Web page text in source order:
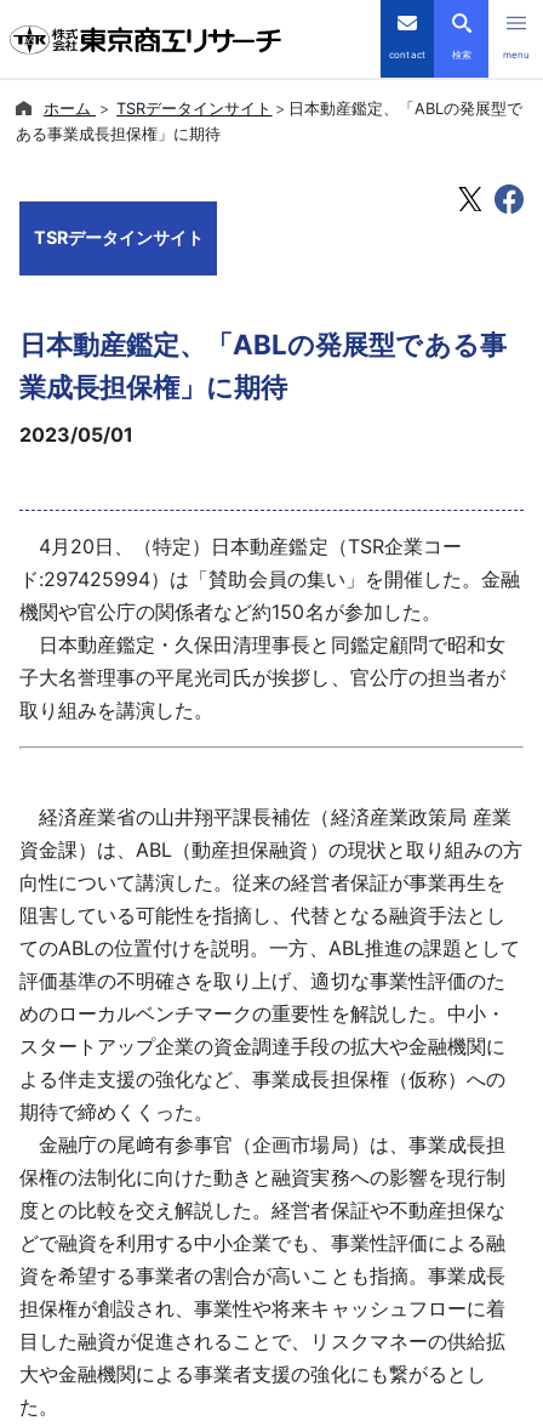
contact 検索 menu
倒産・注目企業情報
会社案内
導入事例
採用情報
よくあるご質問
ホーム TSRデータインサイト
日本動産鑑定、「ABLの発展型で
ある事業成長担保権」に期待
TSRデータインサイト
日本動産鑑定、「ABLの発展型である事
業成長担保権」に期待
2023/05/01
4月20日、（特定）日本動産鑑定（TSR企業コー
ド:297425994）は「賛助会員の集い」を開催した。金融
機関や官公庁の関係者など約150名が参加した。
日本動産鑑定・久保田清理事長と同鑑定顧問で昭和女
子大名誉理事の平尾光司氏が挨拶し、官公庁の担当者が
取り組みを講演した。
経済産業省の山井翔平課長補佐（経済産業政策局 産業
資金課）は、ABL（動産担保融資）の現状と取り組みの方
向性について講演した。従来の経営者保証が事業再生を
阻害している可能性を指摘し、代替となる融資手法とし
てのABLの位置付けを説明。一方、ABL推進の課題として
評価基準の不明確さを取り上げ、適切な事業性評価のた
めのローカルベンチマークの重要性を解説した。中小・
スタートアップ企業の資金調達手段の拡大や金融機関に
よる伴走支援の強化など、事業成長担保権（仮称）への
期待で締めくくった。
金融庁の尾﨑有参事官（企画市場局）は、事業成長担
保権の法制化に向けた動きと融資実務への影響を現行制
度との比較を交え解説した。経営者保証や不動産担保な
どで融資を利用する中小企業でも、事業性評価による融
資を希望する事業者の割合が高いことも指摘。事業成長
担保権が創設され、事業性や将来キャッシュフローに着
目した融資が促進されることで、リスクマネーの供給拡
大や金融機関による事業者支援の強化にも繋がるとし
た。